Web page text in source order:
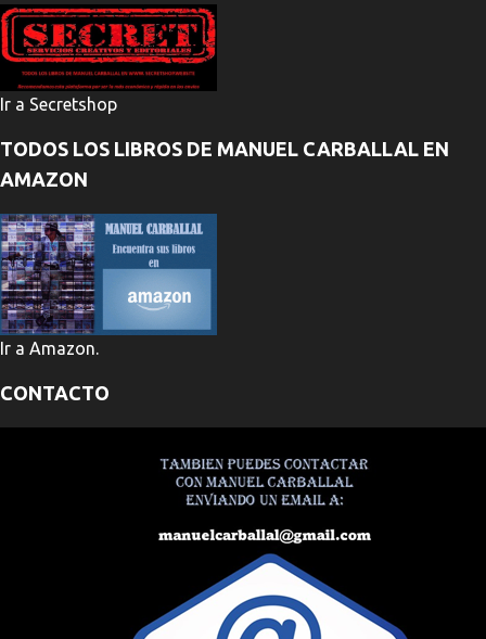
Ir a Secretshop
TODOS LOS LIBROS DE MANUEL CARBALLAL EN
AMAZON
Ir a Amazon.
CONTACTO